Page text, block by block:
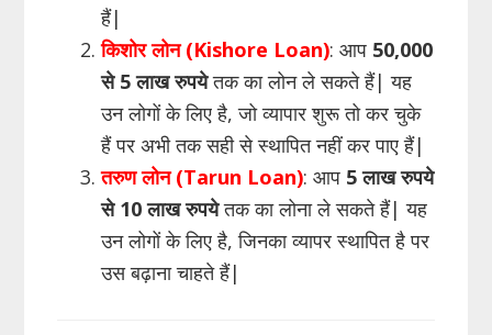
हैं|
किशोर लोन (Kishore Loan): आप 50,000
से 5 लाख रुपयेतक का लोन ले सकते हैं| यह
उन लोगों के लिए है, जो व्यापार शुरू तो कर चुके
हैं पर अभी तक सही से स्थापित नहीं कर पाए हैं|
तरुण लोन (Tarun Loan): आप 5 लाख रुपये
से 10 लाख रुपयेतक का लोना ले सकते हैं| यह
उन लोगों के लिए है, जिनका व्यापर स्थापित है पर
उस बढ़ाना चाहते हैं|